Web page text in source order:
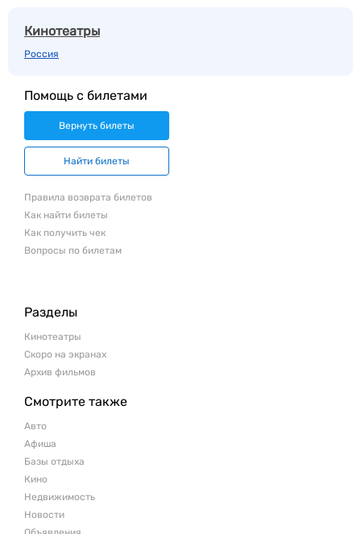
Кинотеатры
Россия
Помощь с билетами
Вернуть билеты
Найти билеты
Правила возврата билетов
Как найти билеты
Как получить чек
Вопросы по билетам
Разделы
Кинотеатры
Скоро на экранах
Архив фильмов
Смотрите также
Авто
Афиша
Базы отдыха
Кино
Недвижимость
Новости